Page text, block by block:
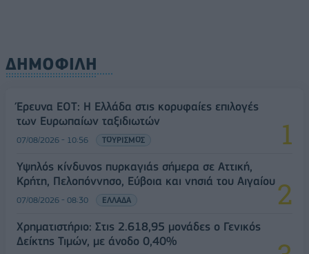
ΔΗΜΟΦΙΛΗ
Έρευνα ΕΟΤ: Η Ελλάδα στις κορυφαίες επιλογές
των Ευρωπαίων ταξιδιωτών
07/08/2026 - 10:56 ΤΟΥΡΙΣΜΟΣ
Υψηλός κίνδυνος πυρκαγιάς σήμερα σε Αττική,
Κρήτη, Πελοπόννησο, Εύβοια και νησιά του Αιγαίου
07/08/2026 - 08:30 ΕΛΛΑΔΑ
Χρηματιστήριο: Στις 2.618,95 μονάδες ο Γενικός
Δείκτης Τιμών, με άνοδο 0,40%